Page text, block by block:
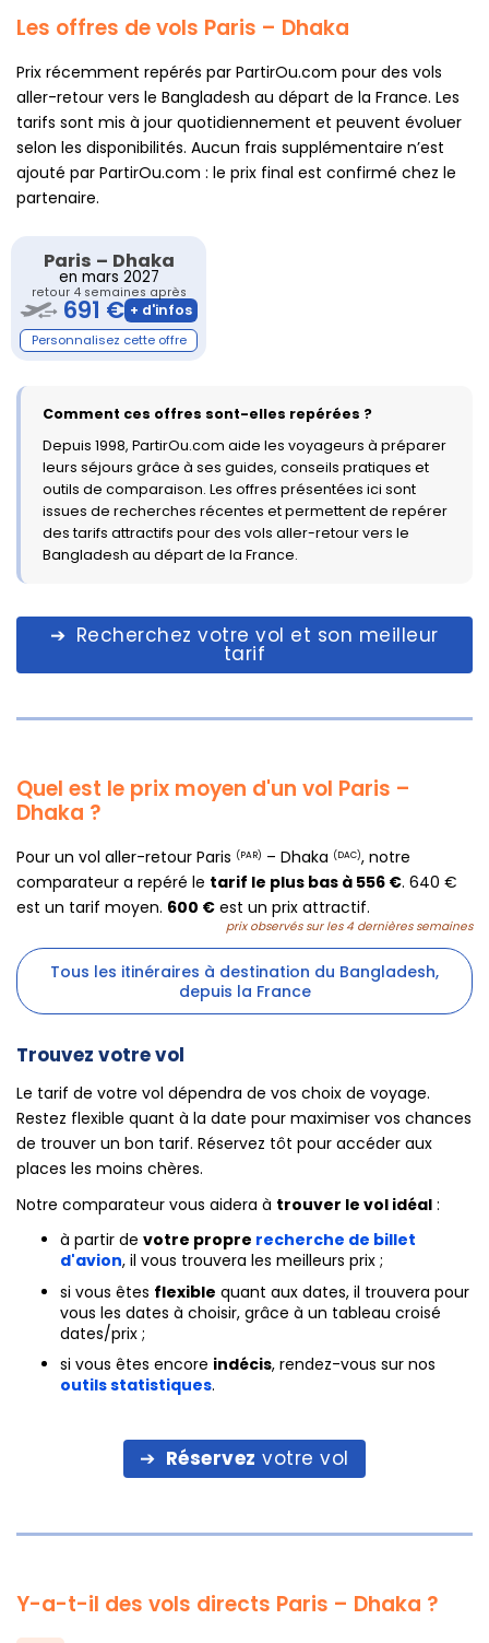
Les offres de vols Paris – Dhaka
Prix récemment repérés par PartirOu.com pour des vols
aller-retour vers le Bangladesh au départ de la France. Les
tarifs sont mis à jour quotidiennement et peuvent évoluer
selon les disponibilités. Aucun frais supplémentaire n’est
ajouté par PartirOu.com : le prix final est confirmé chez le
partenaire.
Paris – Dhaka
en mars 2027
retour 4 semaines après
691 €
Comment ces offres sont-elles repérées ?
Depuis 1998, PartirOu.com aide les voyageurs à préparer
leurs séjours grâce à ses guides, conseils pratiques et
outils de comparaison. Les offres présentées ici sont
issues de recherches récentes et permettent de repérer
des tarifs attractifs pour des vols aller-retour vers le
Bangladesh au départ de la France.
Recherchez votre vol et son meilleur
tarif
Quel est le prix moyen d'un vol Paris –
Dhaka ?
Pour un vol aller-retour Paris (PAR) – Dhaka (DAC), notre
comparateur a repéré le tarif le plus bas à 556 €. 640 €
est un tarif moyen. 600 € est un prix attractif.
prix observés sur les 4 dernières semaines
Tous les itinéraires à destination du Bangladesh,
depuis la France
Trouvez votre vol
Le tarif de votre vol dépendra de vos choix de voyage.
Restez flexible quant à la date pour maximiser vos chances
de trouver un bon tarif. Réservez tôt pour accéder aux
places les moins chères.
Notre comparateur vous aidera à trouver le vol idéal :
à partir de votre propre recherche de billet
d'avion, il vous trouvera les meilleurs prix ;
si vous êtes flexible quant aux dates, il trouvera pour
vous les dates à choisir, grâce à un tableau croisé
dates/prix ;
si vous êtes encore indécis, rendez-vous sur nos
outils statistiques.
Réservez votre vol
Y-a-t-il des vols directs Paris – Dhaka ?